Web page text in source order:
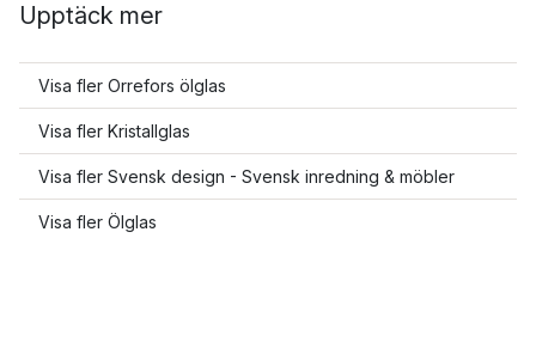
Upptäck mer
Visa fler Orrefors ölglas
Visa fler Kristallglas
Visa fler Svensk design - Svensk inredning & möbler
Visa fler Ölglas